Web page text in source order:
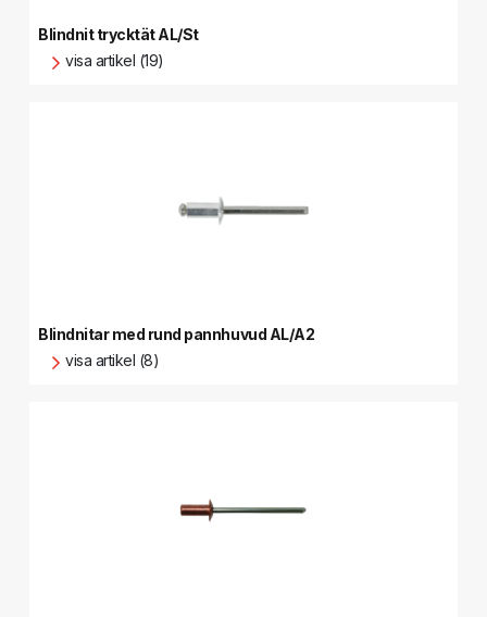
Blindnit trycktät AL/St
visa artikel (19)
Blindnitar med rund pannhuvud AL/A2
visa artikel (8)